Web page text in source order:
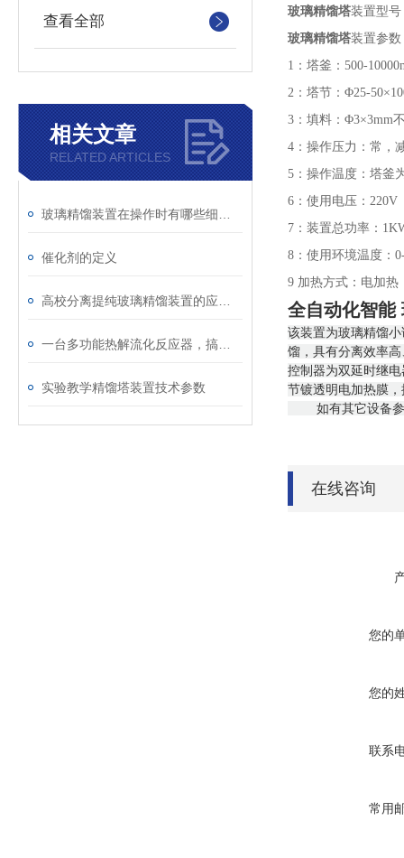
查看全部
相关文章
RELATED ARTICLES
催化剂的定义
实验教学精馏塔装置技术参数
玻璃精馏塔装置型号
玻璃精馏塔装置参数
1 ：塔釜： 500-
2 ：塔节： Φ25-
3 ：填料： Φ3×3mm
4 ：操作压力：常，
5 ：操作温度：塔釜
6 ：使用电压： 220V
7 ：装置总功率：
8 ：使用环境温度：
9 加热方式： 电加热
全自动化智
该装置为玻璃精馏
馏，具有分离效率
控制器为双延时继
节镀透明电加热膜
如有其它设备
在线咨询
您的
您的
联系
常用